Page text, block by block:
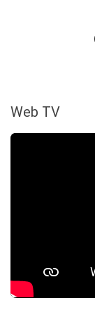
Web TV